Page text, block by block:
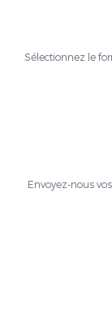
Sélectionnez le
Envoyez-nous